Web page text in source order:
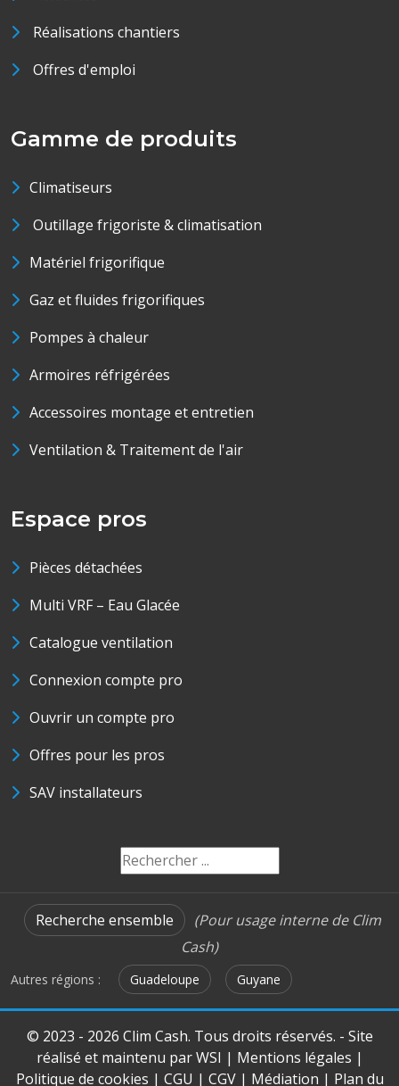
Réalisations chantiers
Offres d'emploi
Gamme de produits
Climatiseurs
Outillage frigoriste & climatisation
Matériel frigorifique
Gaz et fluides frigorifiques
Pompes à chaleur
Armoires réfrigérées
Accessoires montage et entretien
Ventilation & Traitement de l'air
Espace pros
Pièces détachées
Multi VRF – Eau Glacée
Catalogue ventilation
Connexion compte pro
Ouvrir un compte pro
Offres pour les pros
SAV installateurs
Recherche ensemble
(Pour usage interne de Clim
Cash)
Autres régions : Guadeloupe Guyane
© 2023 - 2026 Clim Cash. Tous droits réservés. - Site
réalisé et maintenu parWSI | Mentions légales |
Politique de cookies | CGU | CGV| Médiation | Plan du